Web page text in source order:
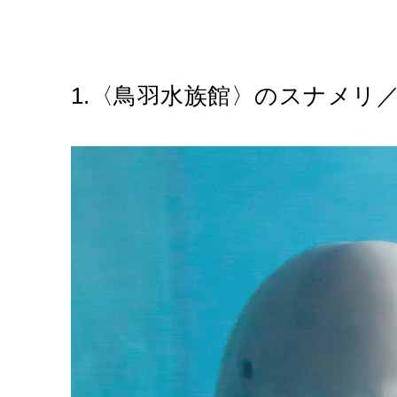
1.〈鳥羽水族館〉のスナメリ